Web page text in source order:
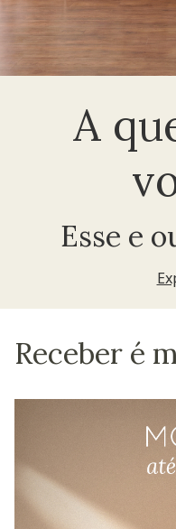
A
Esse e
Receber é